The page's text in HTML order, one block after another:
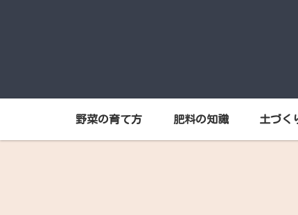
野菜の育て方 肥料の知識 土づく